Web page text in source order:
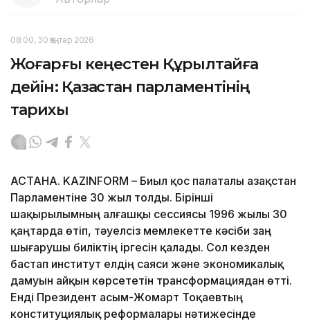
08:00, 30 Қаңтар 2026
Жоғарғы кеңестен Құрылтайға
дейін: Қазақстан парламентінің
тарихы
АСТАНА. KAZINFORM – Биыл қос палаталы Қазақстан
Парламентіне 30 жыл толды. Бірінші
шақырылымның алғашқы сессиясы 1996 жылы 30
қаңтарда өтіп, тәуелсіз мемлекетте кәсіби заң
шығарушы биліктің іргесін қалады. Сол кезден
бастап институт елдің саяси және экономикалық
дамуын айқын көрсететін трансформациядан өтті.
Енді Президент Қасым-Жомарт Тоқаевтың
конституциялық реформалары нәтижесінде